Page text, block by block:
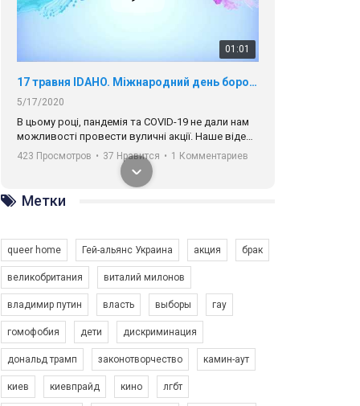
01:01
17 травня IDAHO. Міжнародний день боротьби з гомофобією трансфобією і біфобія.
5/17/2020
В цьому році, пандемія та COVІD-19 не дали нам
можливості провести вуличні акції. Наше відео-
звернення про те, що навіть коли ми у різних
містах та не можемо зустрінеться, ми разом. Ми
закликаємо всіх хто поділяє цінності рівності та
солідарності, приєднатися до нас. Регіональні
підрозділи ГАУ є в 16 областях України.
423 Просмотров • 37 Нравится • 1 Комментариев
Зупинимо насильство проти ЛГБТ в Україні! Stop violence against LGBT in Ukraine!
Емоційний та вражаючий промо-ролік на
Метки
queer home Гей-альянс Украина акция брак
великобритания виталий милонов
владимир путин власть выборы гау
гомофобия дети дискриминация
дональд трамп законотворчество камин-аут
киев киевпрайд кино лгбт